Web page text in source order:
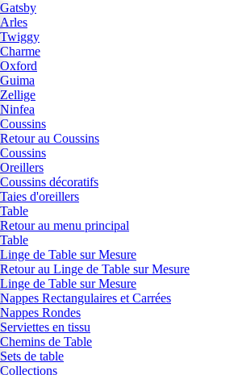
Gatsby
Arles
Twiggy
Charme
Oxford
Guima
Zellige
Ninfea
Coussins
Retour au Coussins
Coussins
Oreillers
Coussins décoratifs
Taies d'oreillers
Table
Retour au menu principal
Table
Linge de Table sur Mesure
Retour au Linge de Table sur Mesure
Linge de Table sur Mesure
Nappes Rectangulaires et Carrées
Nappes Rondes
Serviettes en tissu
Chemins de Table
Sets de table
Collections